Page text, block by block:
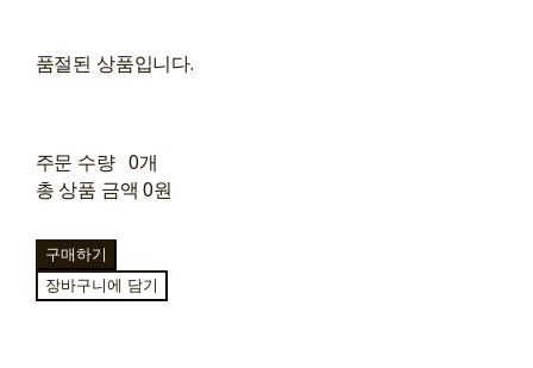
품절된 상품입니다.
주문 수량 0개
총 상품 금액 0원
구매하기
장바구니에 담기